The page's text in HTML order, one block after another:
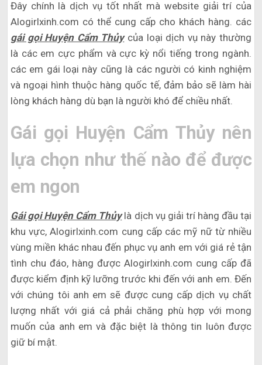
Đây chính là dịch vụ tốt nhất mà website giải trí của
Alogirlxinh.com có thể cung cấp cho khách hàng. các
gái gọi Huyện Cẩm Thủycủa loại dịch vụ này thường
là các em cực phẩm và cực kỳ nổi tiếng trong ngành.
các em gái loại này cũng là các người có kinh nghiệm
và ngoại hình thuộc hàng quốc tế, đảm bảo sẽ làm hài
lòng khách hàng dù bạn là người khó để chiều nhất.
Gái gọi Huyện Cẩm Thủy nên
lựa chọn như thế nào để được
em ngon
Gái gọi Huyện Cẩm Thủylà dịch vụ giải trí hàng đầu tại
khu vực, Alogirlxinh.com cung cấp các mỹ nữ từ nhiều
vùng miền khác nhau đến phục vụ anh em với giá rẻ tận
tình chu đáo, hàng được Alogirlxinh.com cung cấp đã
được kiểm định kỹ lưỡng trước khi đến với anh em. Đến
với chúng tôi anh em sẽ được cung cấp dịch vụ chất
lượng nhất với giá cả phải chăng phù hợp với mong
muốn của anh em và đặc biệt là thông tin luôn được
giữ bí mật.